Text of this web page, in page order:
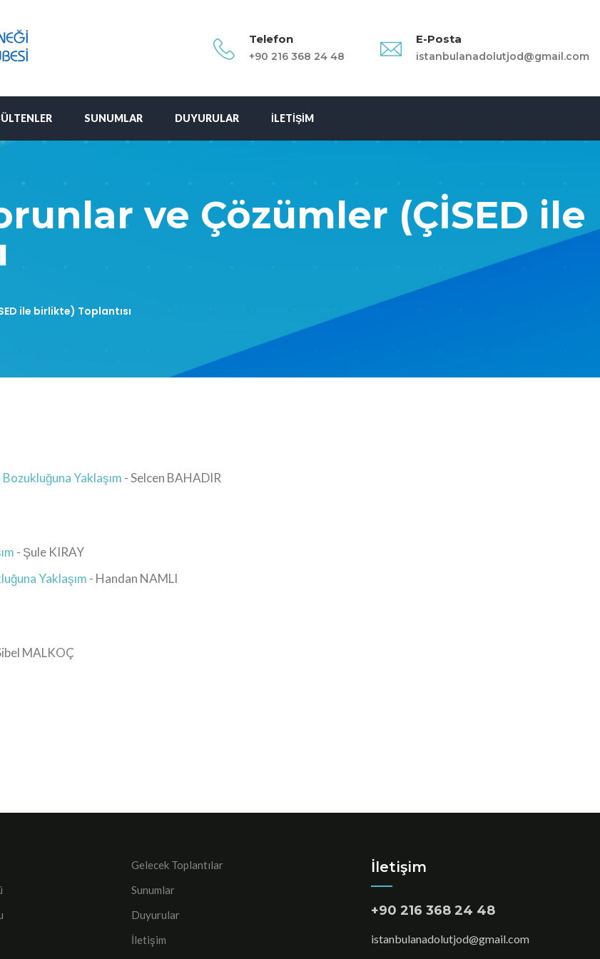
Telefon
+90 216 368 24 48
E-Posta
istanbulanadolutjod@gmail.com
SUNUMLAR DUYURULAR İLETIŞIM
ve Çözümler (ÇİSED ile
ile birlikte) Toplantısı
Yaklaşım - Selcen BAHADIR
- Şule KIRAY
Yaklaşım - Handan NAMLI
MALKOÇ
Gelecek Toplantılar
Sunumlar
Duyurular
İletişim
İletişim
+90 216 368 24 48
istanbulanadolutjod@gmail.com